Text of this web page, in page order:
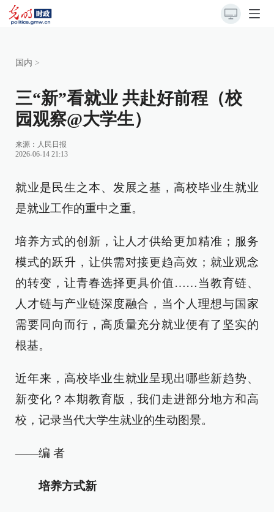
国内 >
三“新”看就业 共赴好前程（校
园观察@大学生）
来源： 人民日报
2026-06-14 21:13
就业是民生之本、发展之基，高校毕业生就业
是就业工作的重中之重。
培养方式的创新，让人才供给更加精准；服务
模式的跃升，让供需对接更趋高效；就业观念
的转变，让青春选择更具价值……当教育链、
人才链与产业链深度融合，当个人理想与国家
需要同向而行，高质量充分就业便有了坚实的
根基。
近年来，高校毕业生就业呈现出哪些新趋势、
新变化？本期教育版，我们走进部分地方和高
校，记录当代大学生就业的生动图景。
——编 者
培养方式新